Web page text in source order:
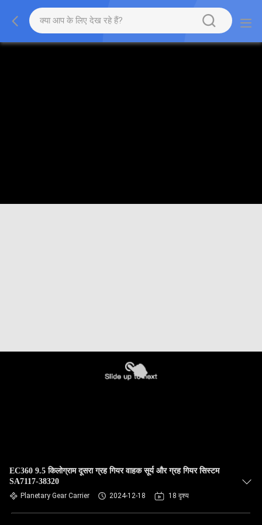
EC360 9.5 किलोग्राम दूसरा ग्रह गियर वाहक सूर्य और ग्रह गियर सिस्टम
SA7117-38320
Planetary Gear Carrier 2024-12-18 18 दृश्य